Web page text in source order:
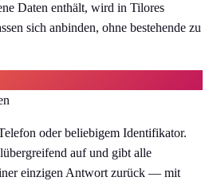
Daten enthält, wird in Tilores
sich anbinden, ohne bestehende zu
oder beliebigem Identifikator.
auf und gibt alle
einzigen Antwort zurück — mit